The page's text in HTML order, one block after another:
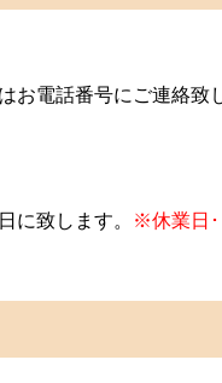
お電話番号にご連絡致
に致します。 ※休業日･